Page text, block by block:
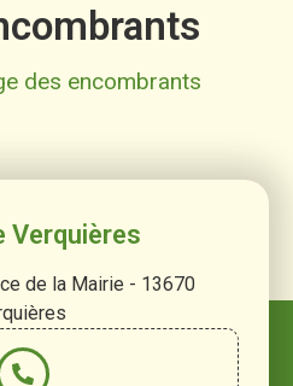
des encombrants
Verquières
de la Mairie - 13670